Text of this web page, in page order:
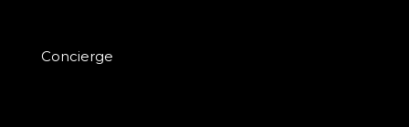
Concierge